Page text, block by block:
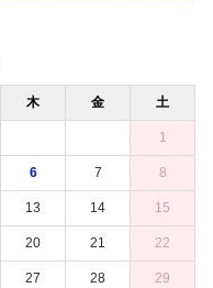
木 金 土
1
6 7 8
13 14 15
20 21 22
27 28 29